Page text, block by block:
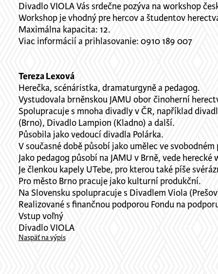
Divadlo VIOLA Vás srdečne pozýva na workshop
Workshop je vhodný pre hercov a študentov
Maximálna kapacita: 12.
Viac informácií a prihlasovanie: 0910 189 007
Tereza Lexová
Herečka, scénáristka, dramaturgyně a pedagog.
Vystudovala brněnskou JAMU obor činoherní
Spolupracuje s mnoha divadly v ČR, například
(Brno), Divadlo Lampion (Kladno) a další.
Působila jako vedoucí divadla Polárka.
V současné době působí jako umělec ve
Jako pedagog působí na JAMU v Brně, vede
Je členkou kapely UTebe, pro kterou také píše
Pro město Brno pracuje jako kulturní produkční.
Na Slovensku spolupracuje s Divadlem Viola
Realizované s finančnou podporou Fondu na
Vstup voľný
Divadlo VIOLA
Naspäť na výpis